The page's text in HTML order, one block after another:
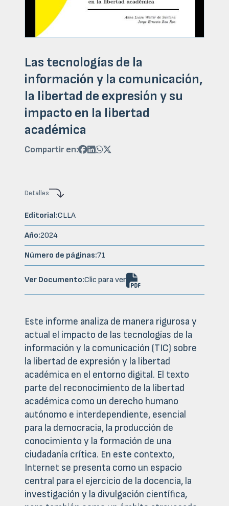
Las tecnologías de la
información y la comunicación,
la libertad de expresión y su
impacto en la libertad
académica
Compartir en:
Detalles
Editorial:CLLA
Año:2024
Número de páginas:71
Ver Documento:Clic para ver 
Este informe analiza de manera rigurosa y
actual el impacto de las tecnologías de la
información y la comunicación (TIC) sobre
la libertad de expresión y la libertad
académica en el entorno digital. El texto
parte del reconocimiento de la libertad
académica como un derecho humano
autónomo e interdependiente, esencial
para la democracia, la producción de
conocimiento y la formación de una
ciudadanía crítica. En este contexto,
Internet se presenta como un espacio
central para el ejercicio de la docencia, la
investigación y la divulgación científica,